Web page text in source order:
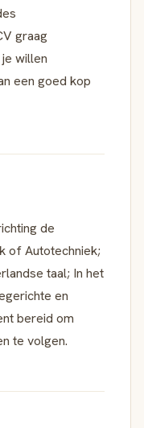
graag
willen
een goed kop
de
of Autotechniek;
taal; In het
en
bereid om
te volgen.